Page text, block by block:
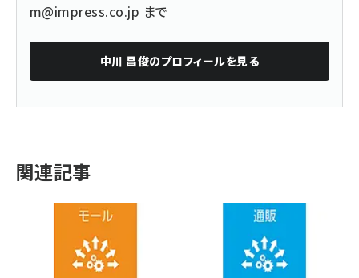
m@impress.co.jp まで
中川 昌俊のプロフィールを見る
関連記事